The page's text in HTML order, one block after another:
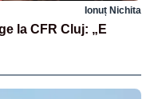
Ionuț Nichita
la CFR Cluj: „E